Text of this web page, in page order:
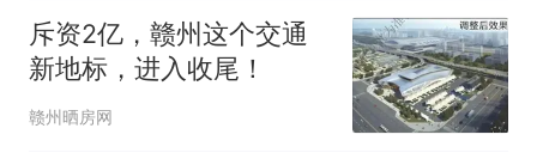
斥资2亿，赣州这个交通
新地标，进入收尾！
赣州晒房网